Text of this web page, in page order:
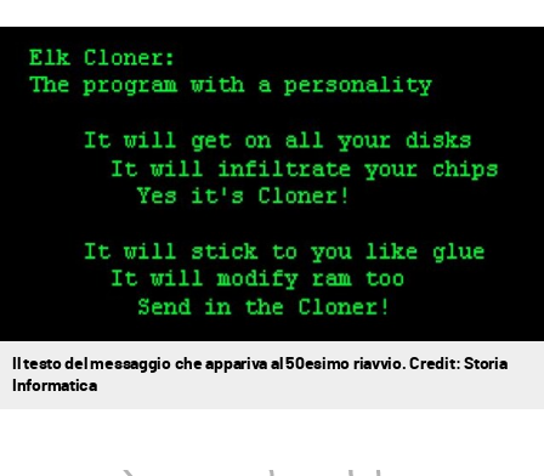
Il testo del messaggio che appariva al 50esimo riavvio. Credit: Storia
Informatica